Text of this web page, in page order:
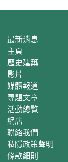
最新消息
主頁
歷史建築
影片
媒體報道
專題文章
活動總覧
網店
聯絡我們
私隱政策聲明
條款細則